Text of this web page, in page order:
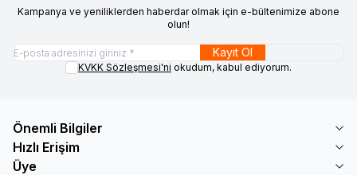
Kampanya ve yeniliklerden haberdar olmak için e-bültenimize abone
olun!
Kayıt Ol
KVKK Sözleşmesi'ni okudum, kabul ediyorum.
Önemli Bilgiler
Hızlı Erişim
Üye